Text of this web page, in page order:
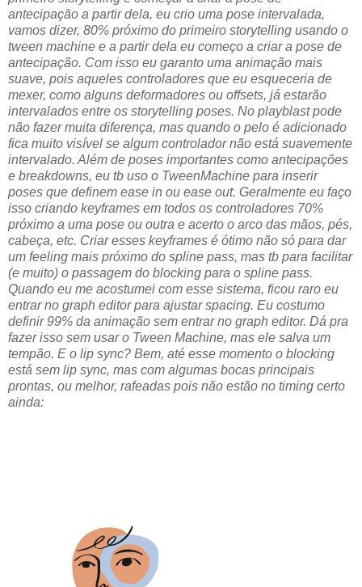
antecipação a partir dela, eu crio uma pose intervalada,
vamos dizer, 80% próximo do primeiro storytelling usando o
tween machine e a partir dela eu começo a criar a pose de
antecipação. Com isso eu garanto uma animação mais
suave, pois aqueles controladores que eu esqueceria de
mexer, como alguns deformadores ou offsets, já estarão
intervalados entre os storytelling poses. No playblast pode
não fazer muita diferença, mas quando o pelo é adicionado
fica muito visível se algum controlador não está suavemente
intervalado. Além de poses importantes como antecipações
e breakdowns, eu tb uso o TweenMachine para inserir
poses que definem ease in ou ease out. Geralmente eu faço
isso criando keyframes em todos os controladores 70%
próximo a uma pose ou outra e acerto o arco das mãos, pés,
cabeça, etc. Criar esses keyframes é ótimo não só para dar
um feeling mais próximo do spline pass, mas tb para facilitar
(e muito) o passagem do blocking para o spline pass.
Quando eu me acostumei com esse sistema, ficou raro eu
entrar no graph editor para ajustar spacing. Eu costumo
definir 99% da animação sem entrar no graph editor. Dá pra
fazer isso sem usar o Tween Machine, mas ele salva um
tempão. E o lip sync? Bem, até esse momento o blocking
está sem lip sync, mas com algumas bocas principais
prontas, ou melhor, rafeadas pois não estão no timing certo
ainda: